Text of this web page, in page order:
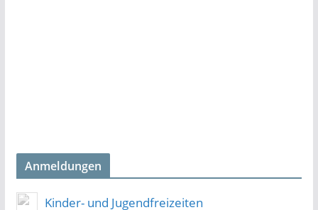
Anmeldungen
Kinder- und Jugendfreizeiten